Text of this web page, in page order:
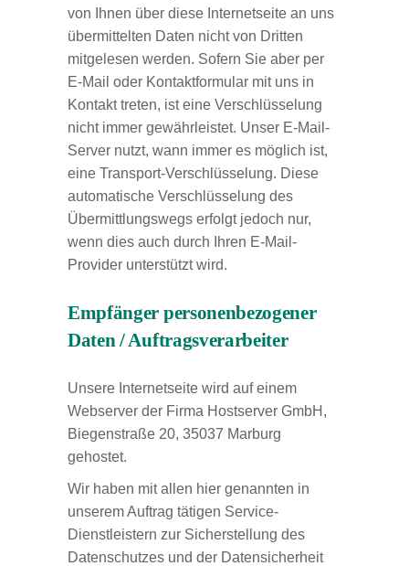
von Ihnen über diese Internetseite an uns
übermittelten Daten nicht von Dritten
mitgelesen werden. Sofern Sie aber per
E-Mail oder Kontaktformular mit uns in
Kontakt treten, ist eine Verschlüsselung
nicht immer gewährleistet. Unser E-Mail-
Server nutzt, wann immer es möglich ist,
eine Transport-Verschlüsselung. Diese
automatische Verschlüsselung des
Übermittlungswegs erfolgt jedoch nur,
wenn dies auch durch Ihren E-Mail-
Provider unterstützt wird.
Empfänger personenbezogener
Daten / Auftragsverarbeiter
Unsere Internetseite wird auf einem
Webserver der Firma Hostserver GmbH,
Biegenstraße 20, 35037 Marburg
gehostet.
Wir haben mit allen hier genannten in
unserem Auftrag tätigen Service-
Dienstleistern zur Sicherstellung des
Datenschutzes und der Datensicherheit